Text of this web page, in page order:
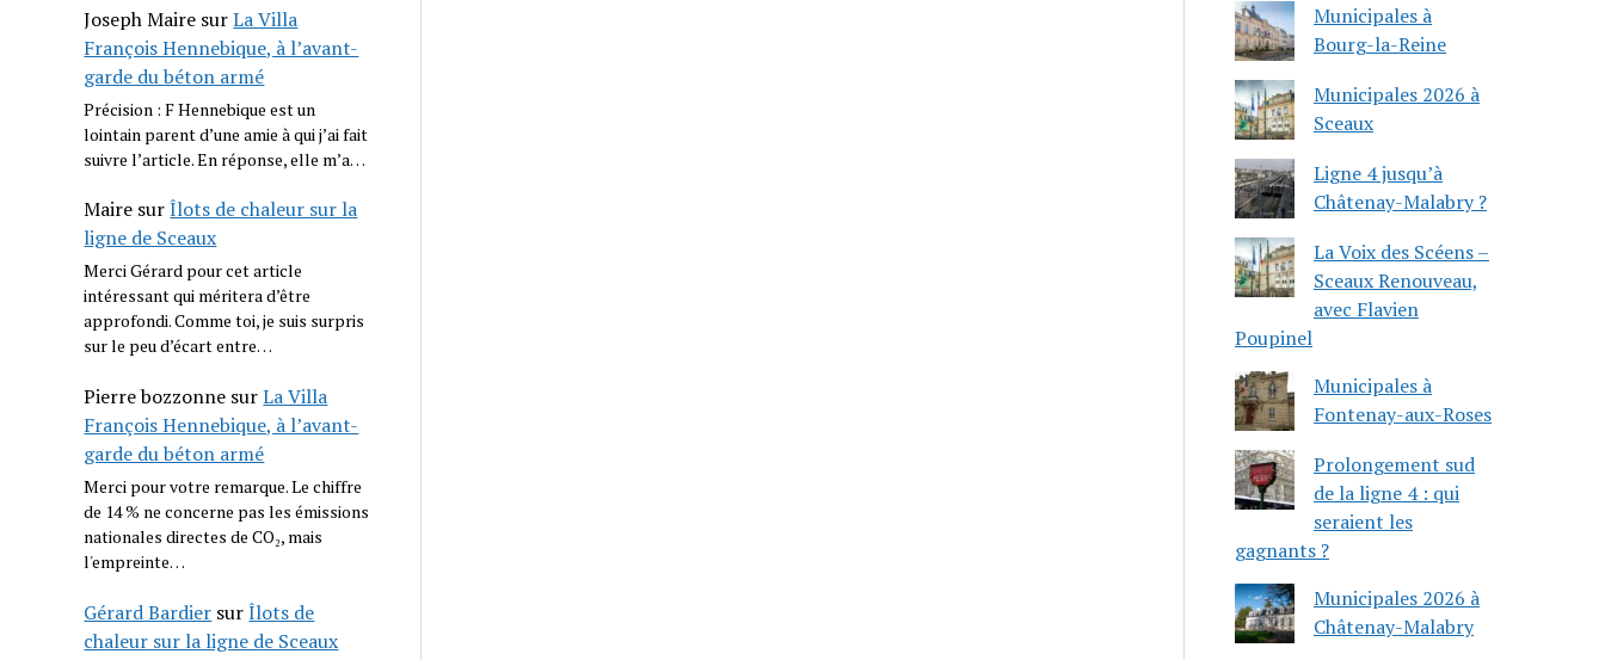
Joseph Maire surLa Villa
François Hennebique, à l’avant-
garde du béton armé
Précision : F Hennebique est un
lointain parent d’une amie à qui j’ai fait
suivre l’article. En réponse, elle m’a…
Maire surÎlots de chaleur sur la
ligne de Sceaux
Merci Gérard pour cet article
intéressant qui méritera d’être
approfondi. Comme toi, je suis surpris
sur le peu d’écart entre…
Pierre bozzonne surLa Villa
François Hennebique, à l’avant-
garde du béton armé
Merci pour votre remarque. Le chiffre
de 14 % ne concerne pas les émissions
nationales directes de CO₂, mais
l'empreinte…
Gérard Bardier surÎlots de
chaleur sur la ligne de Sceaux
Municipales à
Bourg-la-Reine
Municipales 2026 à
Sceaux
Ligne 4 jusqu’à
Châtenay-Malabry ?
La Voix des Scéens –
Sceaux Renouveau,
avec Flavien
Poupinel
Municipales à
Fontenay-aux-Roses
Prolongement sud
de la ligne 4 : qui
seraient les
gagnants ?
Municipales 2026 à
Châtenay-Malabry